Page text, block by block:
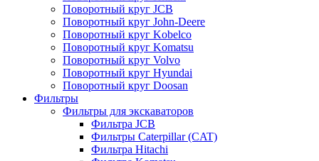
Поворотный круг JCB
Поворотный круг John-Deere
Поворотный круг Kobelco
Поворотный круг Komatsu
Поворотный круг Volvo
Поворотный круг Hyundai
Поворотный круг Doosan
Фильтры
Фильтры для экскаваторов
Фильтра JCB
Фильтры Caterpillar (CAT)
Фильтра Hitachi